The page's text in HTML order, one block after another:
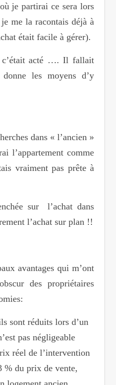
je partirai ce sera lors
me la racontais déjà à
était facile à gérer).
c’était acté …. Il fallait
les moyens d’y
dans « l’ancien »
l’appartement comme
vraiment pas prête à
sur l’achat dans
l’achat sur plan !!
avantages qui m’ont
des propriétaires
sont réduits lors d’un
pas négligeable
réel de l’intervention
% du prix de vente,